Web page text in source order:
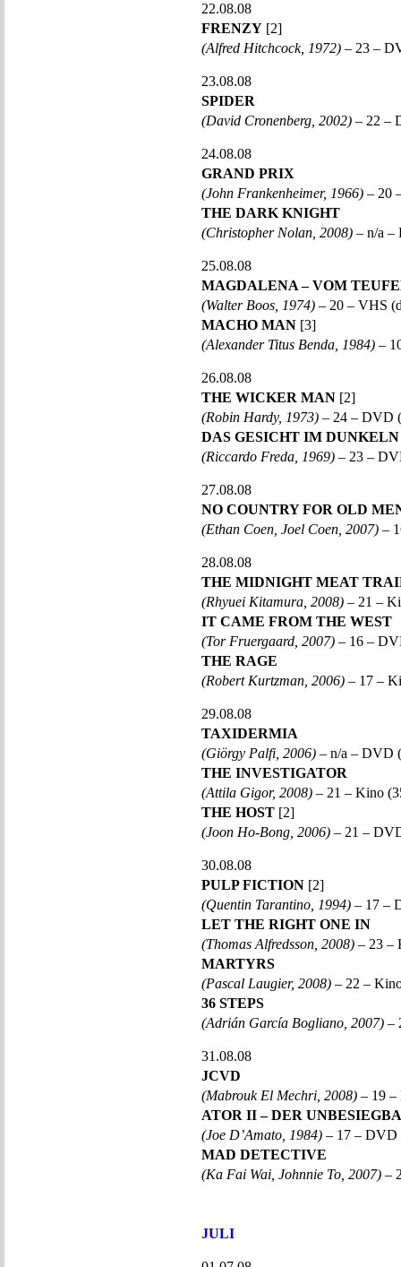
22.08.08
FRENZY [2]
(Alfred Hitchcock, 1972) – 23 –
23.08.08
SPIDER
(David Cronenberg, 2002) – 22 –
24.08.08
GRAND PRIX
(John Frankenheimer, 1966) – 20
THE DARK KNIGHT
(Christopher Nolan, 2008) – n/a
25.08.08
MAGDALENA – VOM
(Walter Boos, 1974) – 20 – VHS
MACHO MAN [3]
(Alexander Titus Benda, 1984) –
26.08.08
THE WICKER MAN [2]
(Robin Hardy, 1973) – 24 – DVD
DAS GESICHT IM DUNKELN
(Riccardo Freda, 1969) – 23 –
27.08.08
NO COUNTRY FOR OLD
(Ethan Coen, Joel Coen, 2007) –
28.08.08
THE MIDNIGHT MEAT
(Rhyuei Kitamura, 2008) – 21 –
IT CAME FROM THE WEST
(Tor Fruergaard, 2007) – 16 –
THE RAGE
(Robert Kurtzman, 2006) – 17 –
29.08.08
TAXIDERMIA
(Giörgy Palfi, 2006) – n/a – DVD
THE INVESTIGATOR
(Attila Gigor, 2008) – 21 – Kino
THE HOST [2]
(Joon Ho-Bong, 2006) – 21 –
30.08.08
PULP FICTION [2]
(Quentin Tarantino, 1994) – 17 –
LET THE RIGHT ONE IN
(Thomas Alfredsson, 2008) – 23 –
MARTYRS
(Pascal Laugier, 2008) – 22 –
36 STEPS
(Adrián García Bogliano, 2007) –
31.08.08
JCVD
(Mabrouk El Mechri, 2008) – 19 –
ATOR II – DER
(Joe D’Amato, 1984) – 17 – DVD
MAD DETECTIVE
(Ka Fai Wai, Johnnie To, 2007) –
JULI